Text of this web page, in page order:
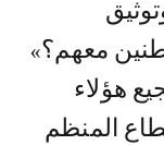
معهم؟»
هؤلاء
المنظم